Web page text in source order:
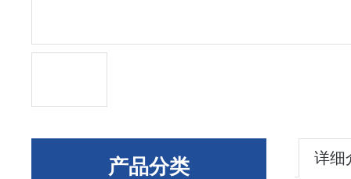
产品分类 详细